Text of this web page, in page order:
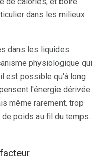
dans les milieux
dans les liquides
physiologique qui
est possible qu'à long
l'énergie dérivée
même rarement. trop
de poids au fil du temps.